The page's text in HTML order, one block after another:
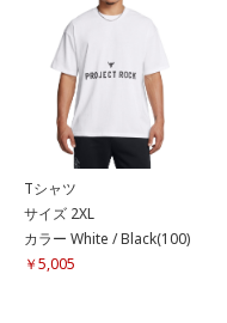
Tシャツ
サイズ 2XL
カラー White / Black(100)
￥5,005